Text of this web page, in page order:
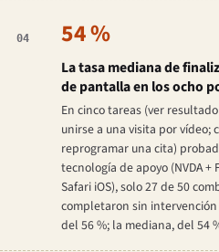
04 54 %
La tasa mediana de
de pantalla en los ocho
En cinco tareas (ver
unirse a una visita por vídeo;
reprogramar una cita)
tecnología de apoyo (NVDA +
Safari iOS), solo 27 de 50
completaron sin
del 56 %; la mediana, del 54